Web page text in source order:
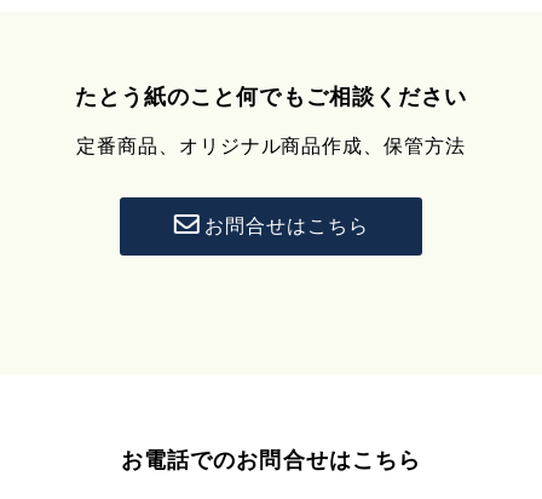
たとう紙のこと何でもご相談ください
定番商品、オリジナル商品作成、保管方法
お問合せはこちら
お電話でのお問合せはこちら